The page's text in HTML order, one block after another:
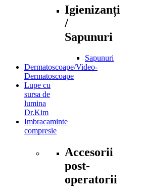
Igienizanți
/
Sapunuri
Sapunuri
Dermatoscoape/Video-
Dermatoscoape
Lupe cu
sursa de
lumina
Dr.Kim
Imbracaminte
compresie
Accesorii
post-
operatorii